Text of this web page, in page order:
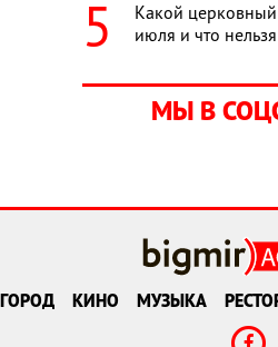
Какой
июля и что
МЫ В
ГОРОД КИНО МУЗЫКА